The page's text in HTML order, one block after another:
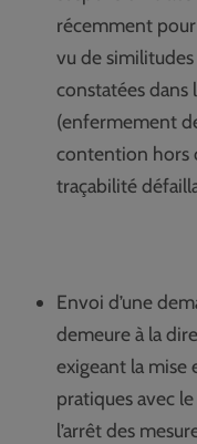
récemment
vu de
constatées dans
(enfermement
contention hors
traçabilité
Envoi d’une
demeure à la
exigeant la
pratiques avec
l’arrêt des